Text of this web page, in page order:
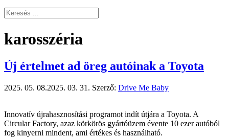
karosszéria
Új értelmet ad öreg autóinak a Toyota
2025. 05. 08.2025. 03. 31. Szerző: Drive Me Baby
Innovatív újrahasznosítási programot indít útjára a Toyota. A
Circular Factory, azaz körkörös gyártóüzem évente 10 ezer autóból
fog kinyerni mindent, ami értékes és használható.